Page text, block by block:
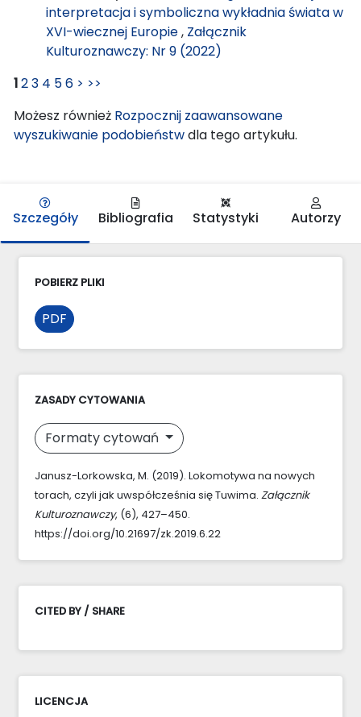
interpretacja i symboliczna wykładnia świata w
XVI-wiecznej Europie, Załącznik
Kulturoznawczy: Nr 9 (2022)
123 4 56 > >>
Możesz również Rozpocznij zaawansowane
wyszukiwanie podobieństwdla tego artykułu.
Szczegóły Bibliografia Statystyki Autorzy
POBIERZ PLIKI
PDF
ZASADY CYTOWANIA
Formaty cytowań
Janusz-Lorkowska, M. (2019). Lokomotywa na nowych
torach, czyli jak uwspółcześnia się Tuwima. Załącznik
Kulturoznawczy, (6), 427–450.
https://doi.org/10.21697/zk.2019.6.22
CITED BY / SHARE
LICENCJA